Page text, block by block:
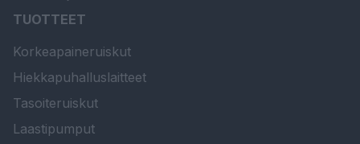
TUOTTEET
Korkeapaineruiskut
Hiekkapuhalluslaitteet
Tasoiteruiskut
Laastipumput